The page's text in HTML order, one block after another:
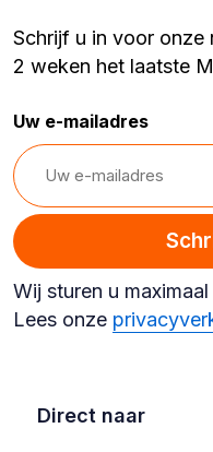
Schrijf u in voor onze
2 weken het laatste
Uw e-mailadres
Wij sturen u
Lees onze
Direct naar